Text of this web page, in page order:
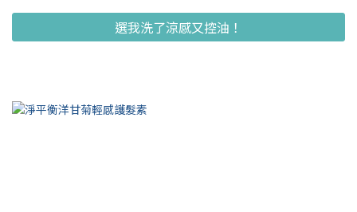
選我洗了涼感又控油！